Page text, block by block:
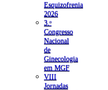
Esquizofrenia
2026
3.ᵒ
Congresso
Nacional
de
Ginecologia
em MGF
VIII
Jornadas